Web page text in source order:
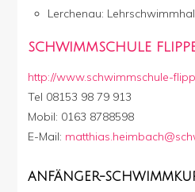
Lerchenau:
SCHWIMMSCHULE
http://www.schwimmschule-
Tel 08153 98 79 913
Mobil: 0163 8788598
E-Mail:
ANFÄNGER-